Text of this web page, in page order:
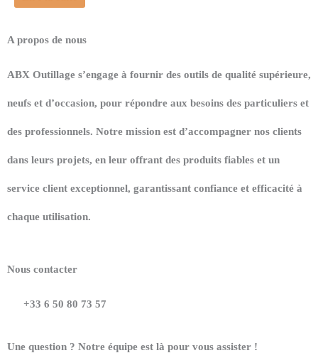
A propos de nous
ABX Outillage s’engage à fournir des outils de qualité supérieure,
neufs et d’occasion, pour répondre aux besoins des particuliers et
des professionnels. Notre mission est d’accompagner nos clients
dans leurs projets, en leur offrant des produits fiables et un
service client exceptionnel, garantissant confiance et efficacité à
chaque utilisation.
Nous contacter
+33 6 50 80 73 57
Une question ? Notre équipe est là pour vous assister !